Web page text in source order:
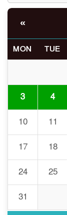
৬
৮
৯
«
MON TUE
3 4
10 11
17 18
24 25
31